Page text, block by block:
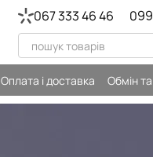
067 333 46 46
Оплата і доставка Обмін